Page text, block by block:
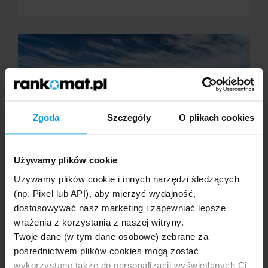
Zgoda Szczegóły O plikach cookies
Używamy plików cookie
Używamy plików cookie i innych narzędzi śledzących
(np. Pixel lub API), aby mierzyć wydajność,
dostosowywać nasz marketing i zapewniać lepsze
wrażenia z korzystania z naszej witryny.
Twoje dane (w tym dane osobowe) zebrane za
pośrednictwem plików cookies mogą zostać
wykorzystane także do personalizacji wyświetlanych Ci
03.08.2026
Gran Canaria - co zobaczyć?
Najważniejsze atrakcje, które trzeba zobaczyć na
Gran Canarii, to wydmy Maspalomas, stolica Las
Palmas z zabytkową dzielnicą Vegueta, ikoniczny
szczyt Roque Nublo oraz …